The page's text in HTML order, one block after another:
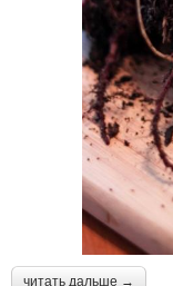
читать дальше →